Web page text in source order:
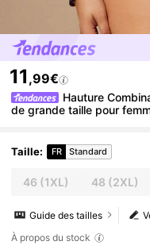
11 ,99€
Hauture
de grande taille pour
Taille: FR Standard
46 (1XL) 48 (2XL)
Guide des tailles
À propos du stock